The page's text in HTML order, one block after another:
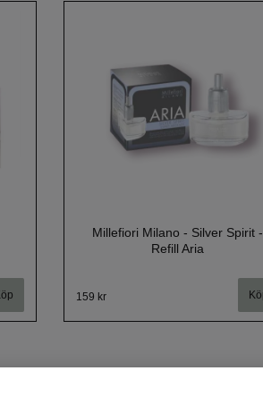
Millefiori Milano - Silver Spirit -
Refill Aria
159 kr